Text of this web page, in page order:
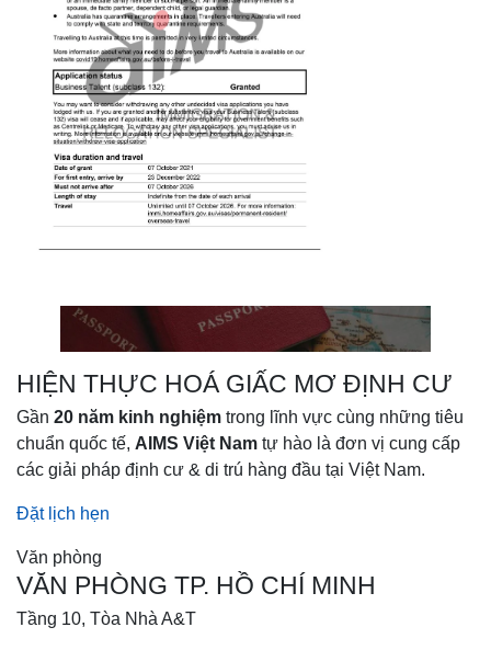
HIỆN THỰC HOÁ GIẤC MƠ ĐỊNH CƯ
Gần 20 năm kinh nghiệm trong lĩnh vực cùng những tiêu
chuẩn quốc tế, AIMS Việt Nam tự hào là đơn vị cung cấp
các giải pháp định cư & di trú hàng đầu tại Việt Nam.
Đặt lịch hẹn
Văn phòng
VĂN PHÒNG TP. HỒ CHÍ MINH
Tầng 10, Tòa Nhà A&T